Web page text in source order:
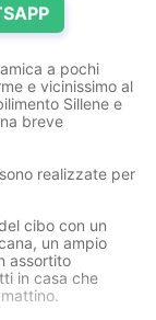
a pochi
e vicinissimo al
Sillene e
breve
realizzate per
cibo con un
un ampio
assortito
in casa che